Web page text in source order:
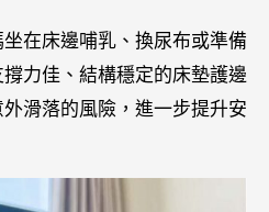
在床邊哺乳、換尿布或準備
力佳、結構穩定的床墊護邊
滑落的風險，進一步提升安